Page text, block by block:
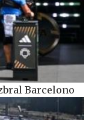
Barcelono